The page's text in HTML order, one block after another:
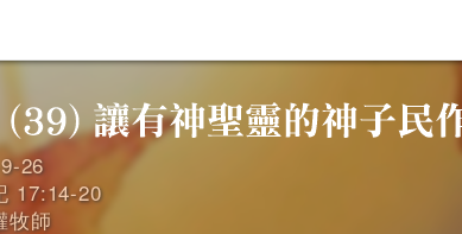
26
17:14-20
牧師